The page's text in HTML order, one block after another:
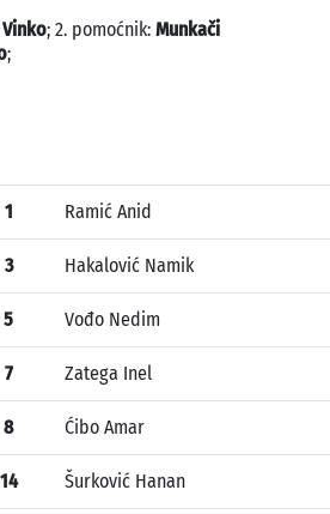
; 2. pomoćnik: Munkači
;
1 Ramić Anid
3 Hakalović Namik
5 Vođo Nedim
7 Zatega Inel
8 Ćibo Amar
14 Šurković Hanan